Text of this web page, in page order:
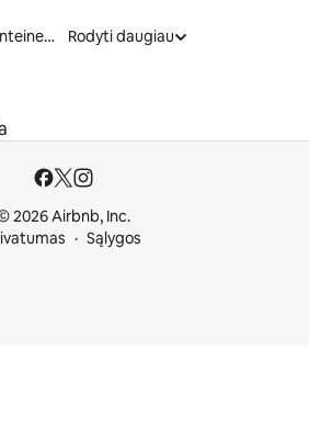
Gyvenamųjų jūrinių konteinerių nuoma
Rodyti daugiau
2026 Airbnb, Inc.
Sąlygos